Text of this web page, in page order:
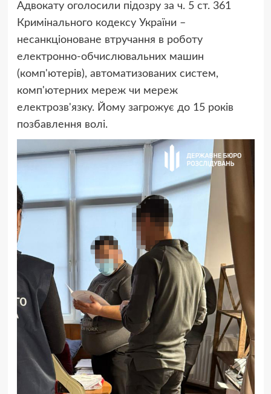
Адвокату оголосили підозру за ч. 5 ст. 361
Кримінального кодексу України –
несанкціоноване втручання в роботу
електронно-обчислювальних машин
(комп'ютерів), автоматизованих систем,
комп'ютерних мереж чи мереж
електрозв'язку. Йому загрожує до 15 років
позбавлення волі.